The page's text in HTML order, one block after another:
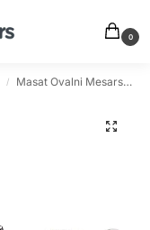
0
/ Masat Ovalni Mesarski Zwilling 30cm – Profesionalni Alat